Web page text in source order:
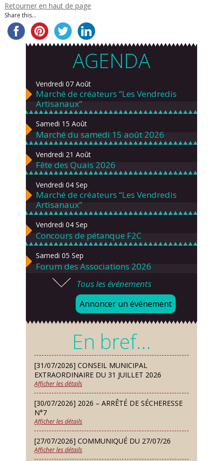
Retourner en haut de page
Share this...
AGENDA
Vendredi 07 Août
Marché de créateurs “Les Vendredis
Artisanaux”
Samedi 15 Août
Marché du samedi 15 août 2026
Vendredi 21 Août
Fête des Quais 2026
Vendredi 04 Sep
Marché de créateurs “Les Vendredis
Artisanaux”
Vendredi 04 Sep
Concours de pétanque F2C
Samedi 05 Sep
Forum des Associations 2026
Lundi 07 Sep
Danses solo et en couple – cours
d’essai gratuit
Mardi 08 Sep
Chorale À travers chants
Samedi 12 Sep
Défi de pêche aux leurres (concept
lure house)
Dimanche 13 Sep
Repas de fouées
Lundi 14 Sep
Conseil municipal du 14 septembre
2026
Tous les événements
Annoncer un événement
En bref…
[31/07/2026] CONSEIL MUNICIPAL
EXTRAORDINAIRE DU 31 JUILLET 2026
Afficher les détails
[30/07/2026] 2026 – ARRÊTÉ DE SÉCHERESSE
N°7
Afficher les détails
[27/07/2026] COMMUNIQUÉ DU 27/07/26
Afficher les détails